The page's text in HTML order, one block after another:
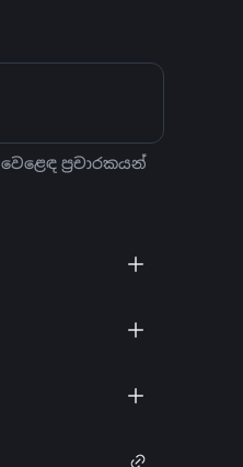
වෙළෙඳ ප්‍රචාරකයන්